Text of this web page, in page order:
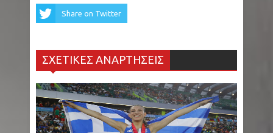
Share on Twitter
ΣΧΕΤΙΚΕΣ ΑΝΑΡΤΗΣΕΙΣ